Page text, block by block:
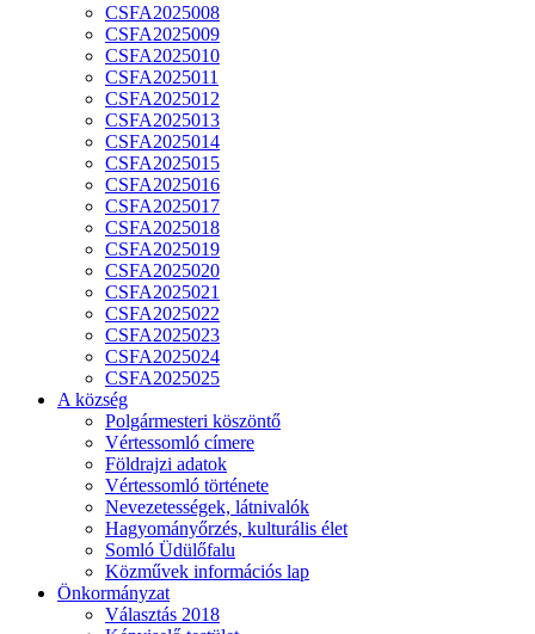
CSFA2025008
CSFA2025009
CSFA2025010
CSFA2025011
CSFA2025012
CSFA2025013
CSFA2025014
CSFA2025015
CSFA2025016
CSFA2025017
CSFA2025018
CSFA2025019
CSFA2025020
CSFA2025021
CSFA2025022
CSFA2025023
CSFA2025024
CSFA2025025
A község
Polgármesteri köszöntő
Vértessomló címere
Földrajzi adatok
Vértessomló története
Nevezetességek, látnivalók
Hagyományőrzés, kulturális élet
Somló Üdülőfalu
Közművek információs lap
Önkormányzat
Választás 2018